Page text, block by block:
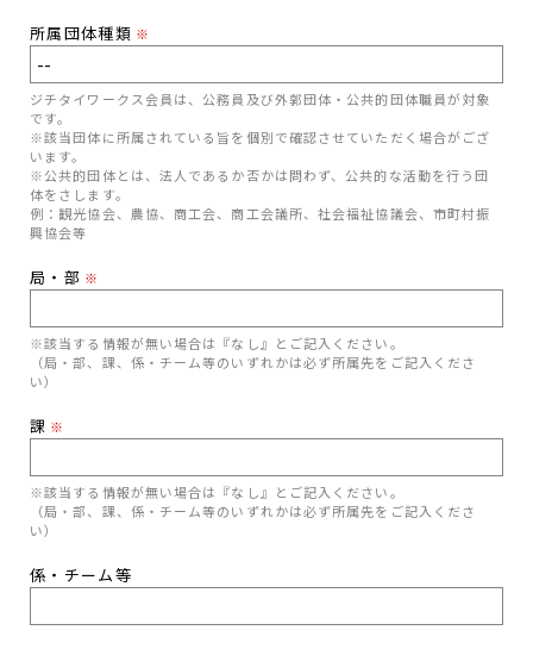
所属団体種類 ※
ジチタイワークス会員は、公務員及び外郭団体・公共的団体職員が対象
です。
※該当団体に所属されている旨を個別で確認させていただく場合がござ
います。
※公共的団体とは、法人であるか否かは問わず、公共的な活動を行う団
体をさします。
例：観光協会、農協、商工会、商工会議所、社会福祉協議会、市町村振
興協会等
局・部 ※
※該当する情報が無い場合は『なし』とご記入ください。
（局・部、課、係・チーム等のいずれかは必ず所属先をご記入くださ
い）
課 ※
※該当する情報が無い場合は『なし』とご記入ください。
（局・部、課、係・チーム等のいずれかは必ず所属先をご記入くださ
い）
係・チーム等